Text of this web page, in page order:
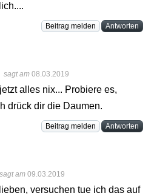
Beitrag melden Antworten
sagt am 08.03.2019
alles nix... Probiere es,
drück dir die Daumen.
Beitrag melden Antworten
sagt am 09.03.2019
versuchen tue ich das auf